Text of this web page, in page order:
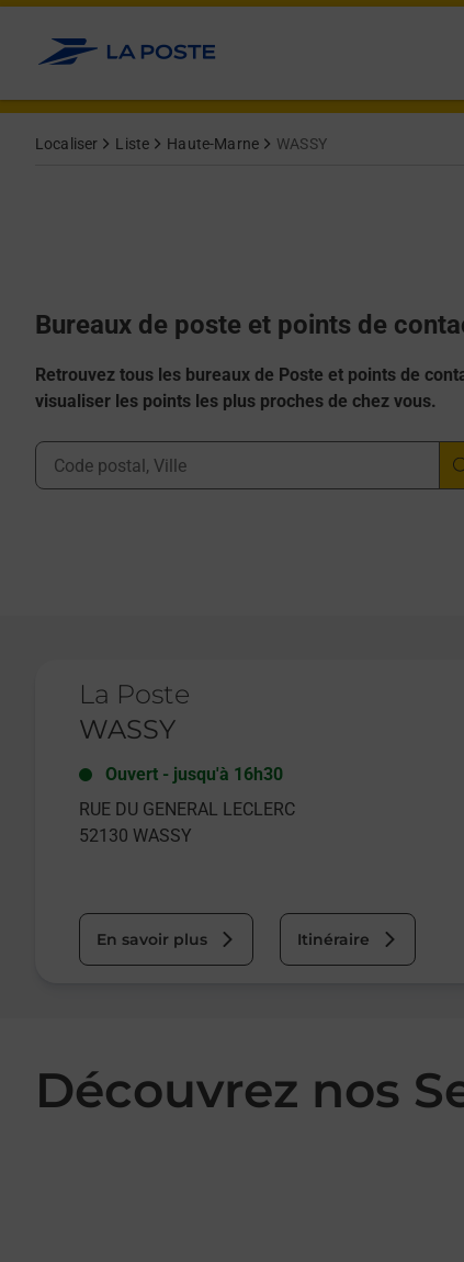
Allez au contenu
Localiser Liste Haute-Marne WASSY
Bureaux de poste et points de
Retrouvez tous les bureaux de Poste et points de
visualiser les points les plus proches de chez vous.
Ville, Département, Code Postal
La Poste
WASSY
Ouvert - jusqu'à 16h30
RUE DU GENERAL LECLERC
52130 WASSY
En savoir plus Itinéraire
Découvrez nos
Afficher ou masquer la réponse
Afficher ou masquer la réponse
Afficher ou masquer la réponse
Afficher ou masquer la réponse
Afficher ou masquer la réponse